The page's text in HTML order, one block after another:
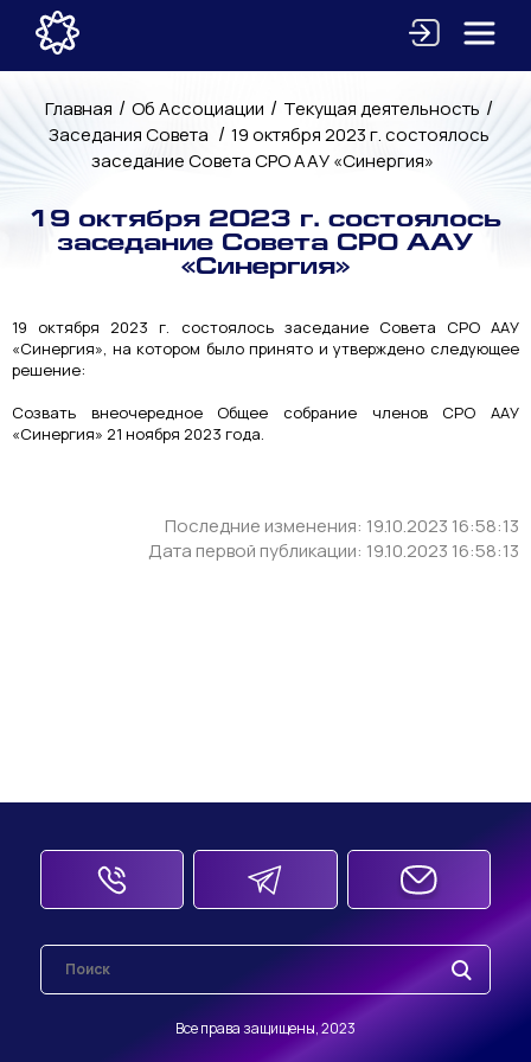
Главная / Об Ассоциации / Текущая деятельность /
Заседания Совета / 19 октября 2023 г. состоялось
заседание Совета СРО ААУ «Синергия»
19 октября 2023 г. состоялось
заседание Совета СРО ААУ
«Синергия»
19 октября 2023 г. состоялось заседание Совета СРО ААУ
«Синергия», на котором было принято и утверждено следующее
решение:
Созвать внеочередное Общее собрание членов СРО ААУ
«Синергия» 21 ноября 2023 года.
Последние изменения: 19.10.2023 16:58:13
Дата первой публикации: 19.10.2023 16:58:13
Все права защищены, 2023